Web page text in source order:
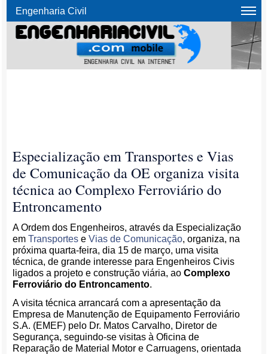
Engenharia Civil
Especialização em Transportes e Vias
de Comunicação da OE organiza visita
técnica ao Complexo Ferroviário do
Entroncamento
A Ordem dos Engenheiros, através da Especialização
emTransportes eVias de Comunicação, organiza, na
próxima quarta-feira, dia 15 de março, uma visita
técnica, de grande interesse para Engenheiros Civis
ligados a projeto e construção viária, aoComplexo
Ferroviário do Entroncamento.
A visita técnica arrancará com a apresentação da
Empresa de Manutenção de Equipamento Ferroviário
S.A. (EMEF) pelo Dr. Matos Carvalho, Diretor de
Segurança, seguindo-se visitas à Oficina de
Reparação de Material Motor e Carruagens, orientada